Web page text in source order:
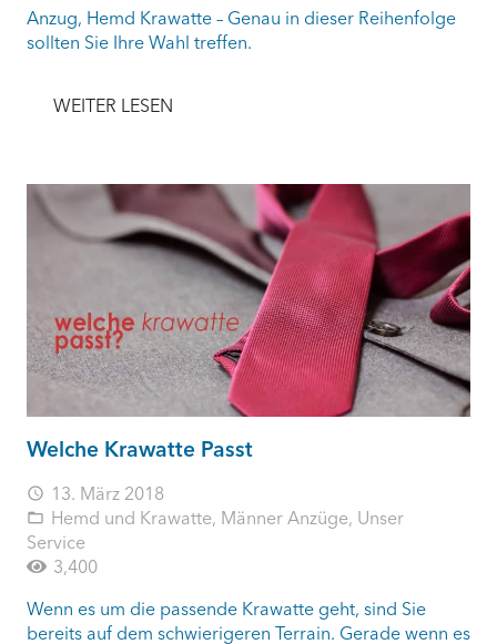
Anzug, Hemd Krawatte – Genau in dieser Reihenfolge
sollten Sie Ihre Wahl treffen.
WEITER LESEN
Welche Krawatte Passt
access_time 13. März 2018
folder_open Hemd und Krawatte, Männer Anzüge, Unser
Service
3,400
Wenn es um die passende Krawatte geht, sind Sie
bereits auf dem schwierigeren Terrain. Gerade wenn es